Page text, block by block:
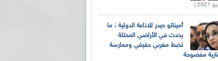
أميناتو حيدر للاذاعة الدولية : ما
يحدث في الأراضي المحتلة
تخبط مغربي حقيقي وممارسة
مفضوحة